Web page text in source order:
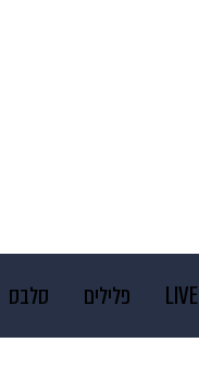
LIVE פלילים סלבס